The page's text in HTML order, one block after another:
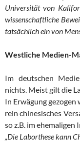
Universität von
wissenschaftliche
tatsächlich ein von
Westliche Medien-
Im deutschen
nichts. Meist gilt die
In Erwägung gezogen
rein chinesisches
so z.B. im
„Die Laborthese kann